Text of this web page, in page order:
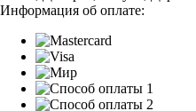
Информация об оплате: